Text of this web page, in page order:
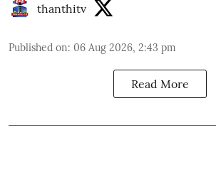
thanthitv
Published on: 06 Aug 2026, 2:43 pm
Read More